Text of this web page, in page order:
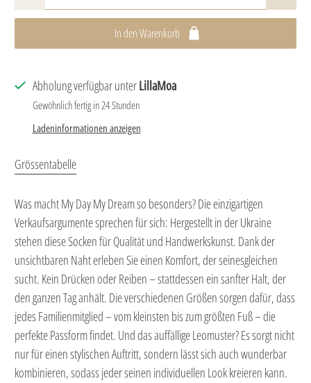
In den Warenkorb
Abholung verfügbar unterLillaMoa
Gewöhnlich fertig in 24 Stunden
Ladeninformationen anzeigen
Grössentabelle
Was macht My Day My Dream so besonders? Die einzigartigen
Verkaufsargumente sprechen für sich: Hergestellt in der Ukraine
stehen diese Socken für Qualität und Handwerkskunst. Dank der
unsichtbaren Naht erleben Sie einen Komfort, der seinesgleichen
sucht. Kein Drücken oder Reiben – stattdessen ein sanfter Halt, der
den ganzen Tag anhält. Die verschiedenen Größen sorgen dafür, dass
jedes Familienmitglied – vom kleinsten bis zum größten Fuß – die
perfekte Passform findet. Und das auffällige Leomuster? Es sorgt nicht
nur für einen stylischen Auftritt, sondern lässt sich auch wunderbar
kombinieren, sodass jeder seinen individuellen Look kreieren kann.